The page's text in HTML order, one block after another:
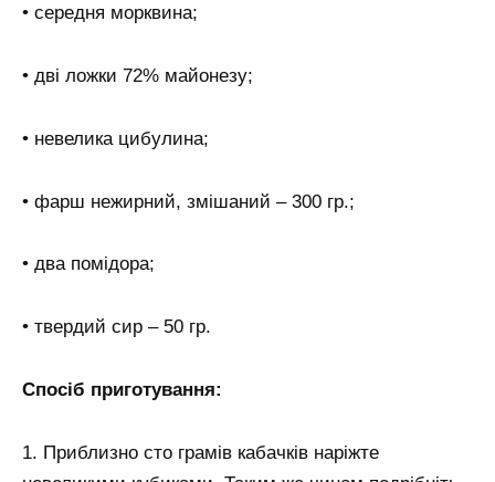
• середня морквина;
• дві ложки 72% майонезу;
• невелика цибулина;
• фарш нежирний, змішаний – 300 гр.;
• два помідора;
• твердий сир – 50 гр.
Спосіб приготування:
1. Приблизно сто грамів кабачків наріжте